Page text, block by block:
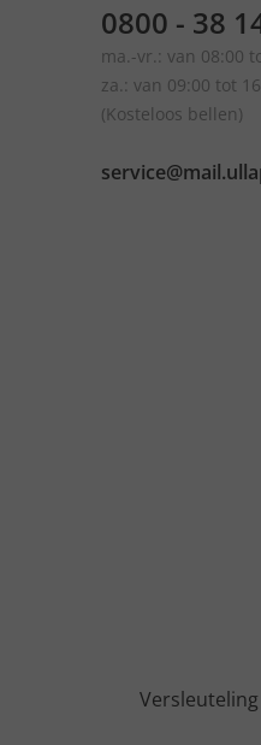
0800 - 38
ma.-vr.: van 08:00
za.: van 09:00 tot
(Kosteloos bellen)